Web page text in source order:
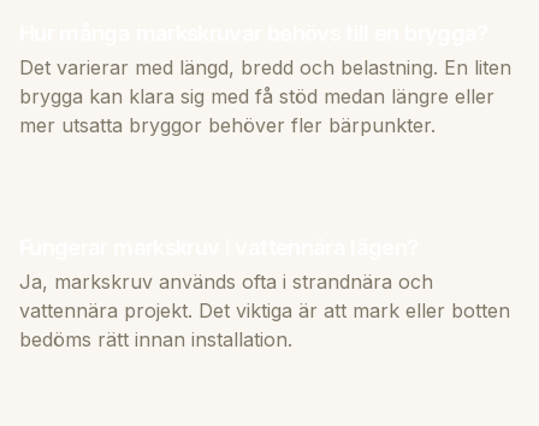
Det varierar med längd, bredd och belastning. En liten
brygga kan klara sig med få stöd medan längre eller
mer utsatta bryggor behöver fler bärpunkter.
Ja, markskruv används ofta i strandnära och
vattennära projekt. Det viktiga är att mark eller botten
bedöms rätt innan installation.